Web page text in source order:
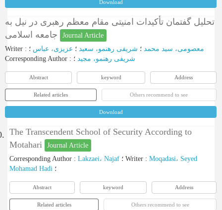
Download
تحلیل گفتمان تأکیدات امنیتی مقام معظم رهبری در نیل به
Journal Article
Writer : معصومی، سید محمد ؛ شریفی رهنمو، سعید ؛ عزیزی، عباس ؛
Corresponding Author : شریفی رهنمو، مجید ؛
Abstract keyword Address
Related articles Others recommend to see
Download
The Transcendent School of Security According to
Motahari
Journal Article
Corresponding Author : Lakzaei، Najaf Writer : Moqadasi، Seyed
Mohamad Hadi ؛
Abstract keyword Address
Related articles Others recommend to see